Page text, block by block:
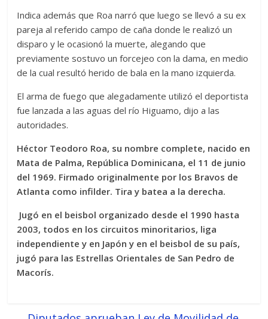
Indica además que Roa narró que luego se llevó a su ex
pareja al referido campo de caña donde le realizó un
disparo y le ocasionó la muerte, alegando que
previamente sostuvo un forcejeo con la dama, en medio
de la cual resultó herido de bala en la mano izquierda.
El arma de fuego que alegadamente utilizó el deportista
fue lanzada a las aguas del río Higuamo, dijo a las
autoridades.
Héctor Teodoro Roa, su nombre complete, nacido en
Mata de Palma, República Dominicana, el 11 de junio
del 1969. Firmado originalmente por los Bravos de
Atlanta como infilder. Tira y batea a la derecha.
Jugó en el beisbol organizado desde el 1990 hasta
2003, todos en los circuitos minoritarios, liga
independiente y en Japón y en el beisbol de su país,
jugó para las Estrellas Orientales de San Pedro de
Macorís.